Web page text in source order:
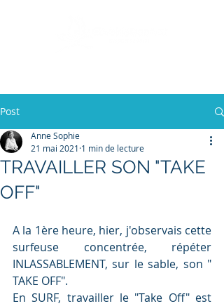
Post
TRAVAILLER SON "TAKE
OFF"
Anne Sophie
21 mai 2021 1 min de lecture
A la 1ère heure, hier, j'observais cette
surfeuse concentrée, répéter
INLASSABLEMENT, sur le sable, son "
TAKE OFF".
En SURF, travailler le "Take Off" est